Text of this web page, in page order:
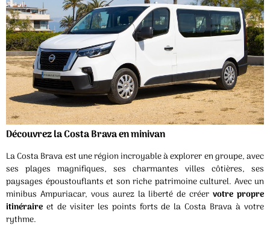
Découvrez la Costa Brava en minivan
La Costa Brava est une région incroyable à explorer en groupe, avec
ses plages magnifiques, ses charmantes villes côtières, ses
paysages époustouflants et son riche patrimoine culturel. Avec un
minibus Ampuriacar, vous aurez la liberté de créervotre propre
itinéraire et de visiter les points forts de la Costa Brava à votre
rythme.